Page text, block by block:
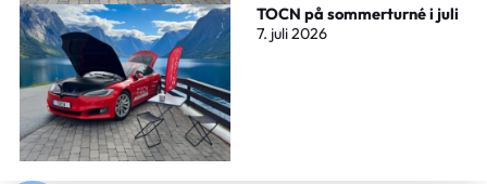
TOCN på sommerturné i juli
7. juli 2026